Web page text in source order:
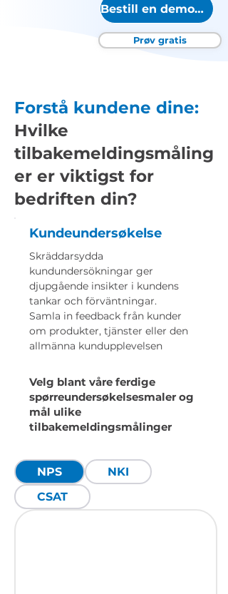
Bestill en demonstrasjon
Prøv gratis
Forstå kundene dine:
Hvilke
tilbakemeldingsmåling
er er viktigst for
bedriften din?
Kundeundersøkelse
Skräddarsydda
kundundersökningar ger
djupgående insikter i kundens
tankar och förväntningar.
Samla in feedback från kunder
om produkter, tjänster eller den
allmänna kundupplevelsen
Velg blant våre ferdige
spørreundersøkelsesmaler og
mål ulike
tilbakemeldingsmålinger
NPS
NKI
CSAT